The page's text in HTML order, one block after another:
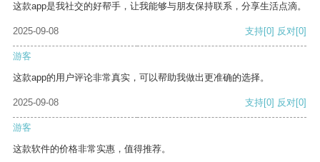
这款app是我社交的好帮手，让我能够与朋友保持联系，分享生活点滴。
2025-09-08 支持[0] 反对[0]
游客
这款app的用户评论非常真实，可以帮助我做出更准确的选择。
2025-09-08 支持[0] 反对[0]
游客
这款软件的价格非常实惠，值得推荐。